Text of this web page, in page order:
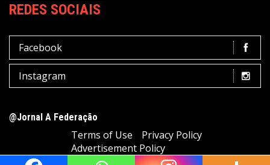
REDES SOCIAIS
Facebook
Instagram
@Jornal A Federação
Terms of Use
Privacy Policy
Advertisement Policy